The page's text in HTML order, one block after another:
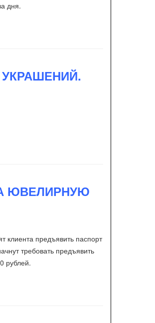
дня.
ЮВЕЛИРНУЮ
клиента предъявить паспорт
требовать предъявить
рублей.